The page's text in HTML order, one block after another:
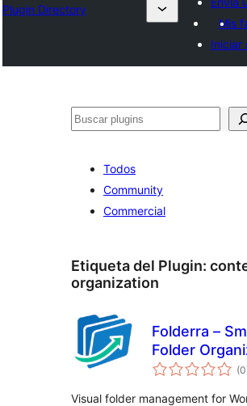
Plugin Directory
Mis
Iniciar
Buscar
Todos
Community
Commercial
Etiqueta del Plugin:
organization
Folderra –
Folder
for
(0
Visual folder management for